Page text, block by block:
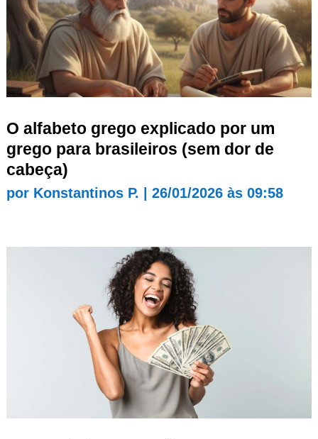
O alfabeto grego explicado por um
grego para brasileiros (sem dor de
cabeça)
por Konstantinos P. 26/01/2026 às 09:58